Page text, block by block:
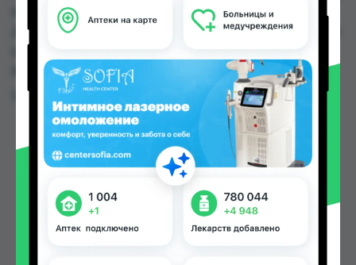
№ 20 ТАБ можно купить или заказать в аптеках,
Дорухона Олмони №1, Дорухона Олмони №2 по
других городах Таджикистана
Цена: от40.00 TJS